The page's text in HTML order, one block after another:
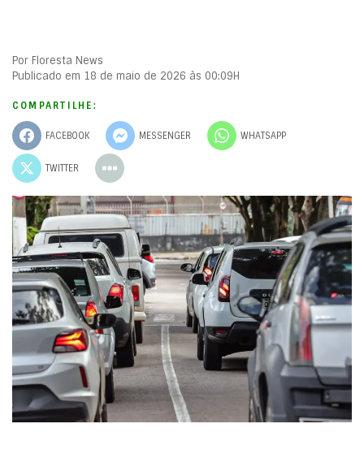
Por Floresta News
Publicado em 18 de maio de 2026 às 00:09H
COMPARTILHE:
FACEBOOK MESSENGER WHATSAPP
TWITTER